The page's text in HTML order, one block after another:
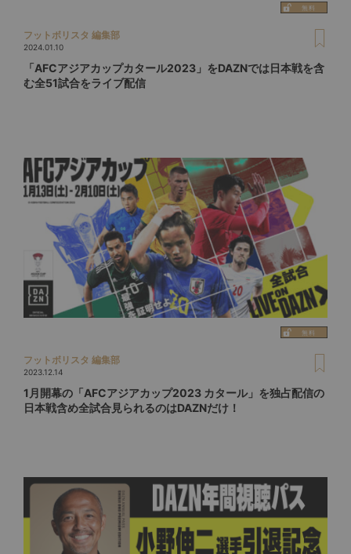
フットボリスタ 編集部
2024.01.10
「AFCアジアカップカタール2023」をDAZNでは日本戦を含
む全51試合をライブ配信
フットボリスタ 編集部
2023.12.14
1月開幕の「AFCアジアカップ2023 カタール」を独占配信の
日本戦含め全試合見られるのはDAZNだけ！